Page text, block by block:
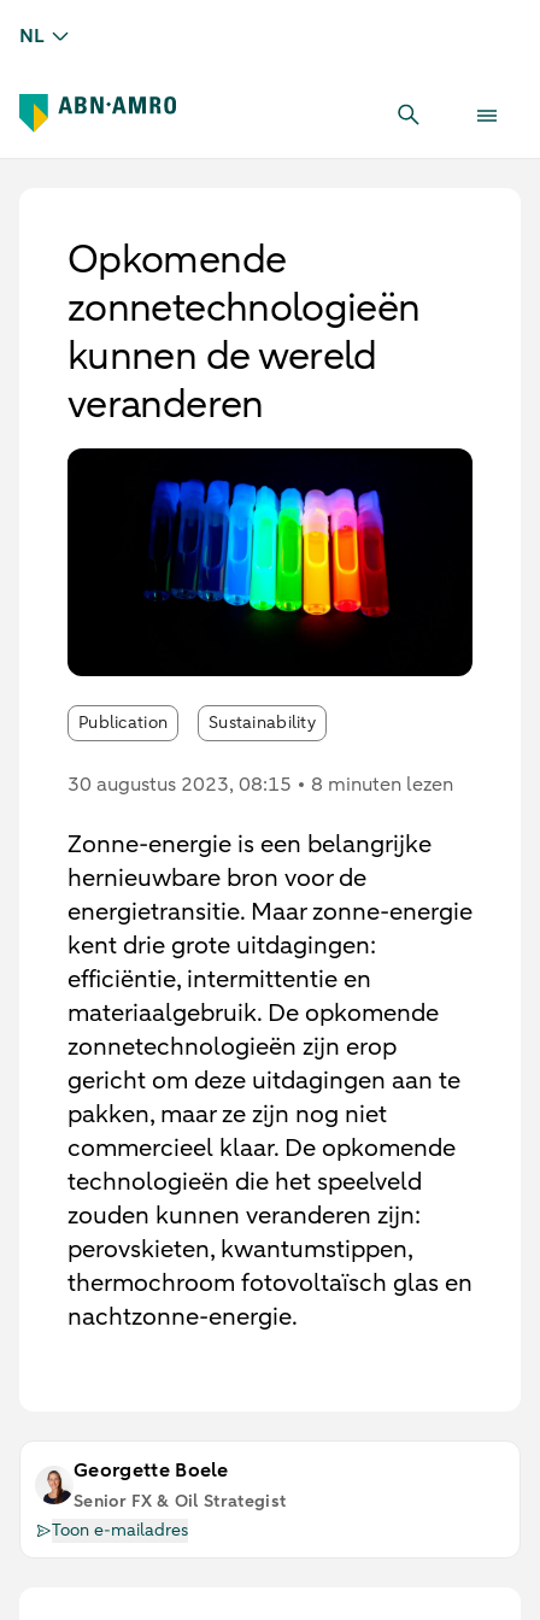
NL
Opkomende
zonnetechnologieën
kunnen de wereld
veranderen
Publication Sustainability
30 augustus 2023, 08:15 8 minuten lezen
Zonne-energie is een belangrijke
hernieuwbare bron voor de
energietransitie. Maar zonne-energie
kent drie grote uitdagingen:
efficiëntie, intermittentie en
materiaalgebruik. De opkomende
zonnetechnologieën zijn erop
gericht om deze uitdagingen aan te
pakken, maar ze zijn nog niet
commercieel klaar. De opkomende
technologieën die het speelveld
zouden kunnen veranderen zijn:
perovskieten, kwantumstippen,
thermochroom fotovoltaïsch glas en
nachtzonne-energie.
Georgette Boele
Senior FX & Oil Strategist
Toon e-mailadres